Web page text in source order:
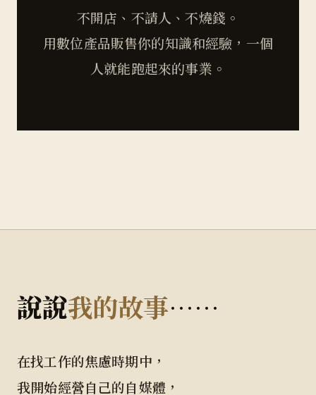
不開店、不請人、不燒錢。
用數位產品販售你的知識和經驗，一個
人就能跑起來的事業。
說說我的故事……
在找工作的焦慮時期中，
我開始經營自己的自媒體，